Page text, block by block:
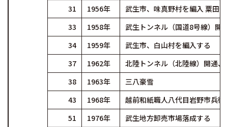
31
1956年
武生市、味真野村を編入 粟田
33
1958年
武生トンネル（国道8号線）開
34
1959年
武生市、白山村を編入する
37
1962年
北陸トンネル（北陸線）開通、
38
1963年
三八豪雪
43
1968年
越前和紙職人八代目岩野市兵
51
1976年
武生地方卸売市場落成する